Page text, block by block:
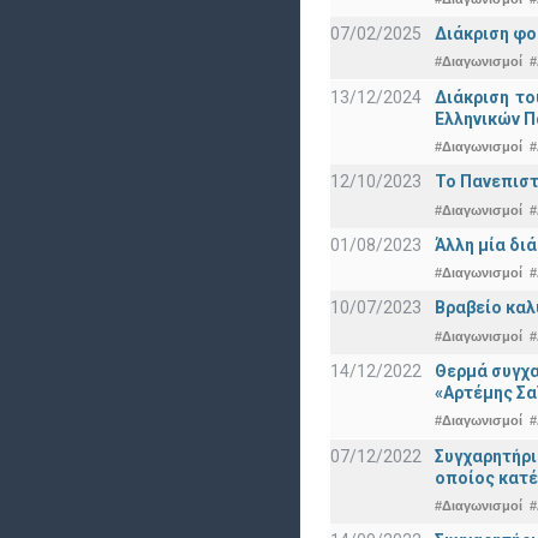
07/02/2025 Διάκριση
#Διαγωνισμοί
13/12/2024
Διάκριση
Ελληνικών
#Διαγωνισμοί
12/10/2023 Το
#Διαγωνισμοί
01/08/2023 Άλλη μία
#Διαγωνισμοί
10/07/2023 Βραβείο
#Διαγωνισμοί
14/12/2022
Θερμά
«Αρτέμης
#Διαγωνισμοί
07/12/2022
οποίος
#Διαγωνισμοί